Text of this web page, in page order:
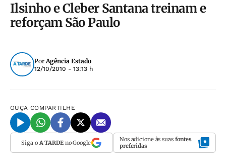
Ilsinho e Cleber Santana treinam e
reforçam São Paulo
PorAgência Estado
12/10/2010 - 13:13 h
OUÇA COMPARTILHE
Siga o A TARDEno Google Nos adicione às suas fontes
preferidas